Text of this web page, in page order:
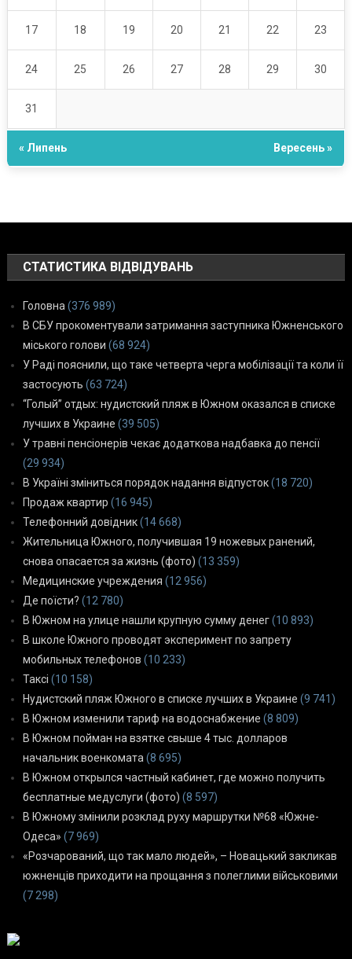
17 18 19 20 21 22 23
24 25 26 27 28 29 30
31
« Липень Вересень »
СТАТИСТИКА ВІДВІДУВАНЬ
Головна (376 989)
В СБУ прокоментували затримання заступника Южненського
міського голови (68 924)
У Раді пояснили, що таке четверта черга мобілізації та коли її
застосують (63 724)
“Голый” отдых: нудистский пляж в Южном оказался в списке
лучших в Украине (39 505)
У травні пенсіонерів чекає додаткова надбавка до пенсії
(29 934)
В Україні зміниться порядок надання відпусток(18 720)
Продаж квартир (16 945)
Телефонний довідник(14 668)
Жительница Южного, получившая 19 ножевых ранений,
снова опасается за жизнь (фото) (13 359)
Медицинские учреждения (12 956)
Де поїсти? (12 780)
В Южном на улице нашли крупную сумму денег(10 893)
В школе Южного проводят эксперимент по запрету
мобильных телефонов (10 233)
Таксі (10 158)
Нудистский пляж Южного в списке лучших в Украине (9 741)
В Южном изменили тариф на водоснабжение (8 809)
В Южном пойман на взятке свыше 4 тыс. долларов
начальник военкомата (8 695)
В Южном открылся частный кабинет, где можно получить
бесплатные медуслуги (фото) (8 597)
В Южному змінили розклад руху маршрутки №68 «Южне-
Одеса» (7 969)
«Розчарований, що так мало людей», – Новацький закликав
южненців приходити на прощання з полеглими військовими
(7 298)